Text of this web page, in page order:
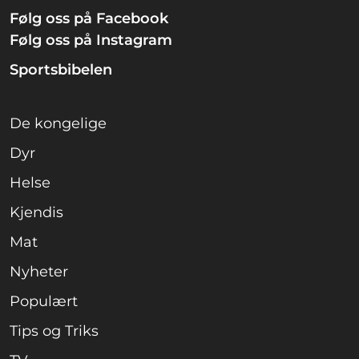
Følg oss på Facebook
Følg oss på Instagram
Sportsbibelen
De kongelige
Dyr
Helse
Kjendis
Mat
Nyheter
Populært
Tips og Triks